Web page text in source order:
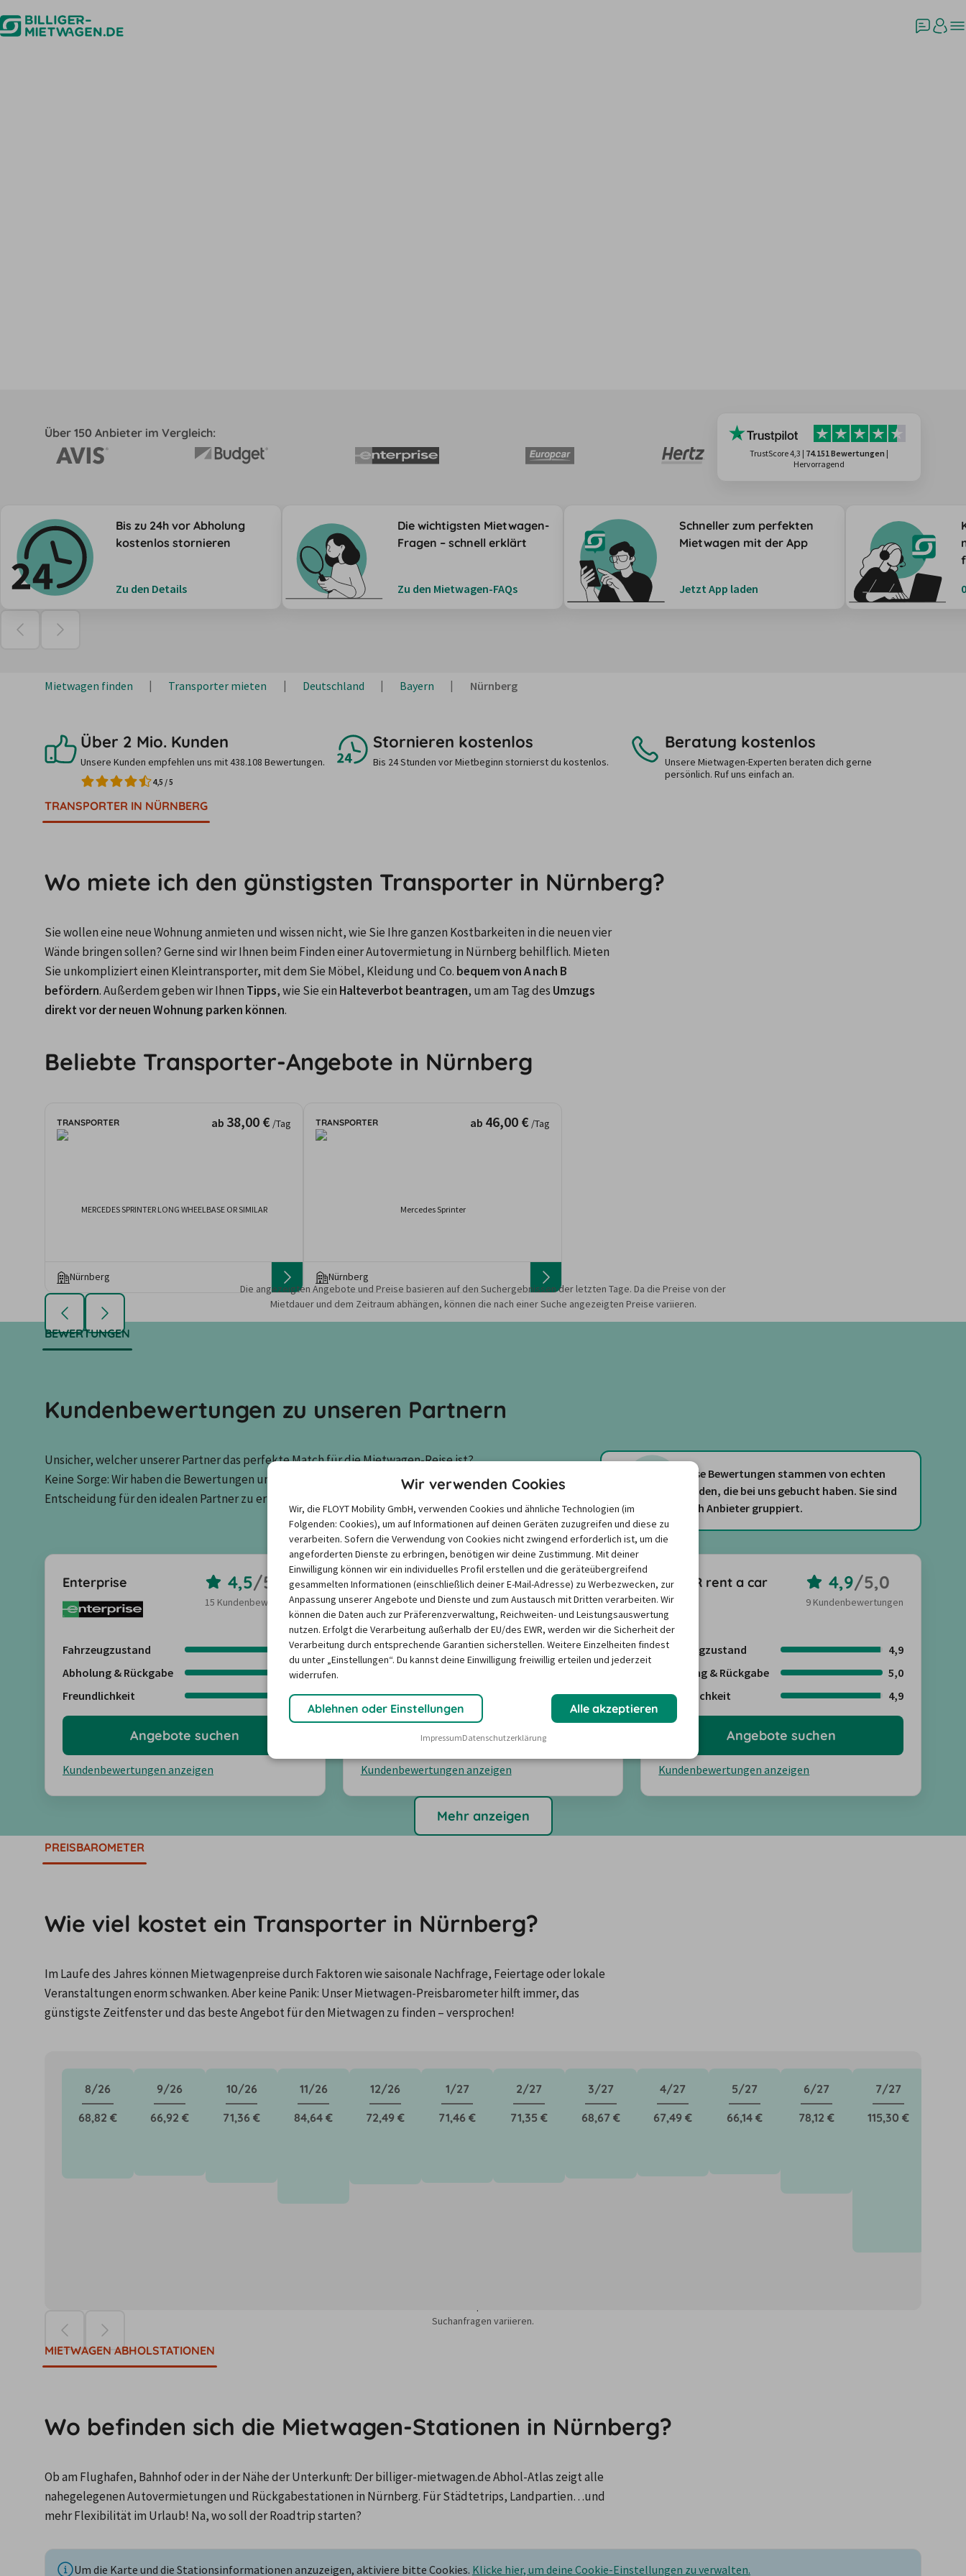
Über 150 Anbieter im Vergleich:
TrustScore 4,3 | 74.151 Bewertungen |
Hervorragend
Bis zu 24h vor Abholung
kostenlos stornieren
Zu den Details
Die wichtigsten Mietwagen-
Fragen – schnell erklärt
Zu den Mietwagen-FAQs
Schneller zum perfekten
Mietwagen mit der App
Jetzt App laden
Mietwagen finden Transporter mieten Deutschland Bayern Nürnberg
Über 2 Mio. Kunden
Unsere Kunden empfehlen uns mit 438.108 Bewertungen.
4,5 /5
Stornieren kostenlos
Bis 24 Stunden vor Mietbeginn stornierst du kostenlos.
Beratung kostenlos
Unsere Mietwagen-Experten beraten dich gerne
persönlich. Ruf uns einfach an.
TRANSPORTER IN NÜRNBERG
Wo miete ich den günstigsten Transporter in Nürnberg?
Sie wollen eine neue Wohnung anmieten und wissen nicht, wie Sie Ihre ganzen Kostbarkeiten in die neuen vier
Wände bringen sollen? Gerne sind wir Ihnen beim Finden einer Autovermietung in Nürnberg behilflich. Mieten
Sie unkompliziert einen Kleintransporter, mit dem Sie Möbel, Kleidung und Co. bequem von A nach B
befördern. Außerdem geben wir Ihnen Tipps, wie Sie ein Halteverbot beantragen, um am Tag des Umzugs
direkt vor der neuen Wohnung parken können.
Beliebte Transporter-Angebote in Nürnberg
TRANSPORTER ab 38,00 € /Tag
MERCEDES SPRINTER LONG WHEELBASE OR SIMILAR
Nürnberg
TRANSPORTER ab 46,00 € /Tag
Mercedes Sprinter
Nürnberg
Die angezeigten Angebote und Preise basieren auf den Suchergebnissen der letzten Tage. Da die Preise von der
Mietdauer und dem Zeitraum abhängen, können die nach einer Suche angezeigten Preise variieren.
BEWERTUNGEN
Kundenbewertungen zu unseren Partnern
Unsicher, welcher unserer Partner das perfekte Match für die Mietwagen-Reise ist?
Keine Sorge: Wir haben die Bewertungen unserer Kunden zusammengestellt, um die
Entscheidung für den idealen Partner zu erleichtern.
Diese Bewertungen stammen von echten
Kunden, die bei uns gebucht haben. Sie sind
nach Anbieter gruppiert.
Enterprise 4,5/5,0
15 Kundenbewertungen
Fahrzeugzustand
4,5
Abholung & Rückgabe
4,5
Freundlichkeit
4,5
Kundenbewertungen anzeigen
Angebote suchen
Alamo 4,5/5,0
13 Kundenbewertungen
Fahrzeugzustand
4,2
Freundlichkeit
4,7
Kundenbewertungen anzeigen
Angebote suchen
FLIZZR rent a car 4,9/5,0
9 Kundenbewertungen
Fahrzeugzustand
4,9
Abholung & Rückgabe
5,0
Freundlichkeit
4,9
Kundenbewertungen anzeigen
Angebote suchen
Mehr anzeigen
PREISBAROMETER
Wie viel kostet ein Transporter in Nürnberg?
Im Laufe des Jahres können Mietwagenpreise durch Faktoren wie saisonale Nachfrage, Feiertage oder lokale
Veranstaltungen enorm schwanken. Aber keine Panik: Unser Mietwagen-Preisbarometer hilft immer, das
günstigste Zeitfenster und das beste Angebot für den Mietwagen zu finden – versprochen!
8/26
68,82 €
9/26
66,92 €
10/26
71,36 €
11/26
84,64 €
12/26
72,49 €
1/27
71,46 €
2/27
71,35 €
3/27
68,67 €
4/27
67,49 €
5/27
66,14 €
6/27
78,12 €
7/27
115,30 €
Suchanfragen variieren.
MIETWAGEN ABHOLSTATIONEN
Wo befinden sich die Mietwagen-Stationen in Nürnberg?
Ob am Flughafen, Bahnhof oder in der Nähe der Unterkunft: Der billiger-mietwagen.de Abhol-Atlas zeigt alle
nahegelegenen Autovermietungen und Rückgabestationen in Nürnberg. Für Städtetrips, Landpartien…und
mehr Flexibilität im Urlaub! Na, wo soll der Roadtrip starten?
Um die Karte und die Stationsinformationen anzuzeigen, aktiviere bitte Cookies. Klicke hier, um deine Cookie-Einstellungen zu verwalten.
Wir verwenden Cookies
Wir, die FLOYT Mobility GmbH, verwenden Cookies und ähnliche Technologien (im
Folgenden: Cookies), um auf Informationen auf deinen Geräten zuzugreifen und diese zu
verarbeiten. Sofern die Verwendung von Cookies nicht zwingend erforderlich ist, um die
angeforderten Dienste zu erbringen, benötigen wir deine Zustimmung. Mit deiner
Einwilligung können wir ein individuelles Profil erstellen und die geräteübergreifend
gesammelten Informationen (einschließlich deiner E-Mail-Adresse) zu Werbezwecken, zur
Anpassung unserer Angebote und Dienste und zum Austausch mit Dritten verarbeiten. Wir
können die Daten auch zur Präferenzverwaltung, Reichweiten- und Leistungsauswertung
nutzen. Erfolgt die Verarbeitung außerhalb der EU/des EWR, werden wir die Sicherheit der
Verarbeitung durch entsprechende Garantien sicherstellen. Weitere Einzelheiten findest
du unter „Einstellungen“. Du kannst deine Einwilligung freiwillig erteilen und jederzeit
widerrufen.
Ablehnen oder Einstellungen Alle akzeptieren
ImpressumDatenschutzerklärung